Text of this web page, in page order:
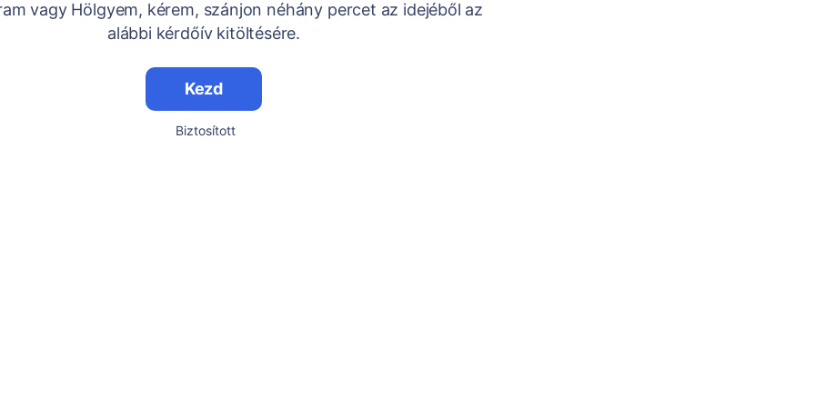
vagy Hölgyem, kérem, szánjon néhány percet az idejéből az
alábbi kérdőív kitöltésére.
Kezd
Biztosított